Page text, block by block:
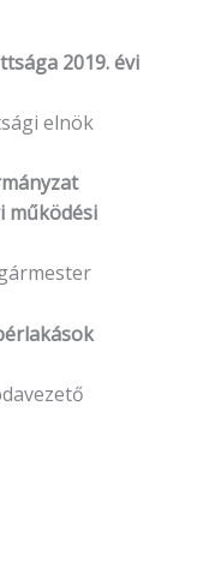
2019. évi
elnök
működési